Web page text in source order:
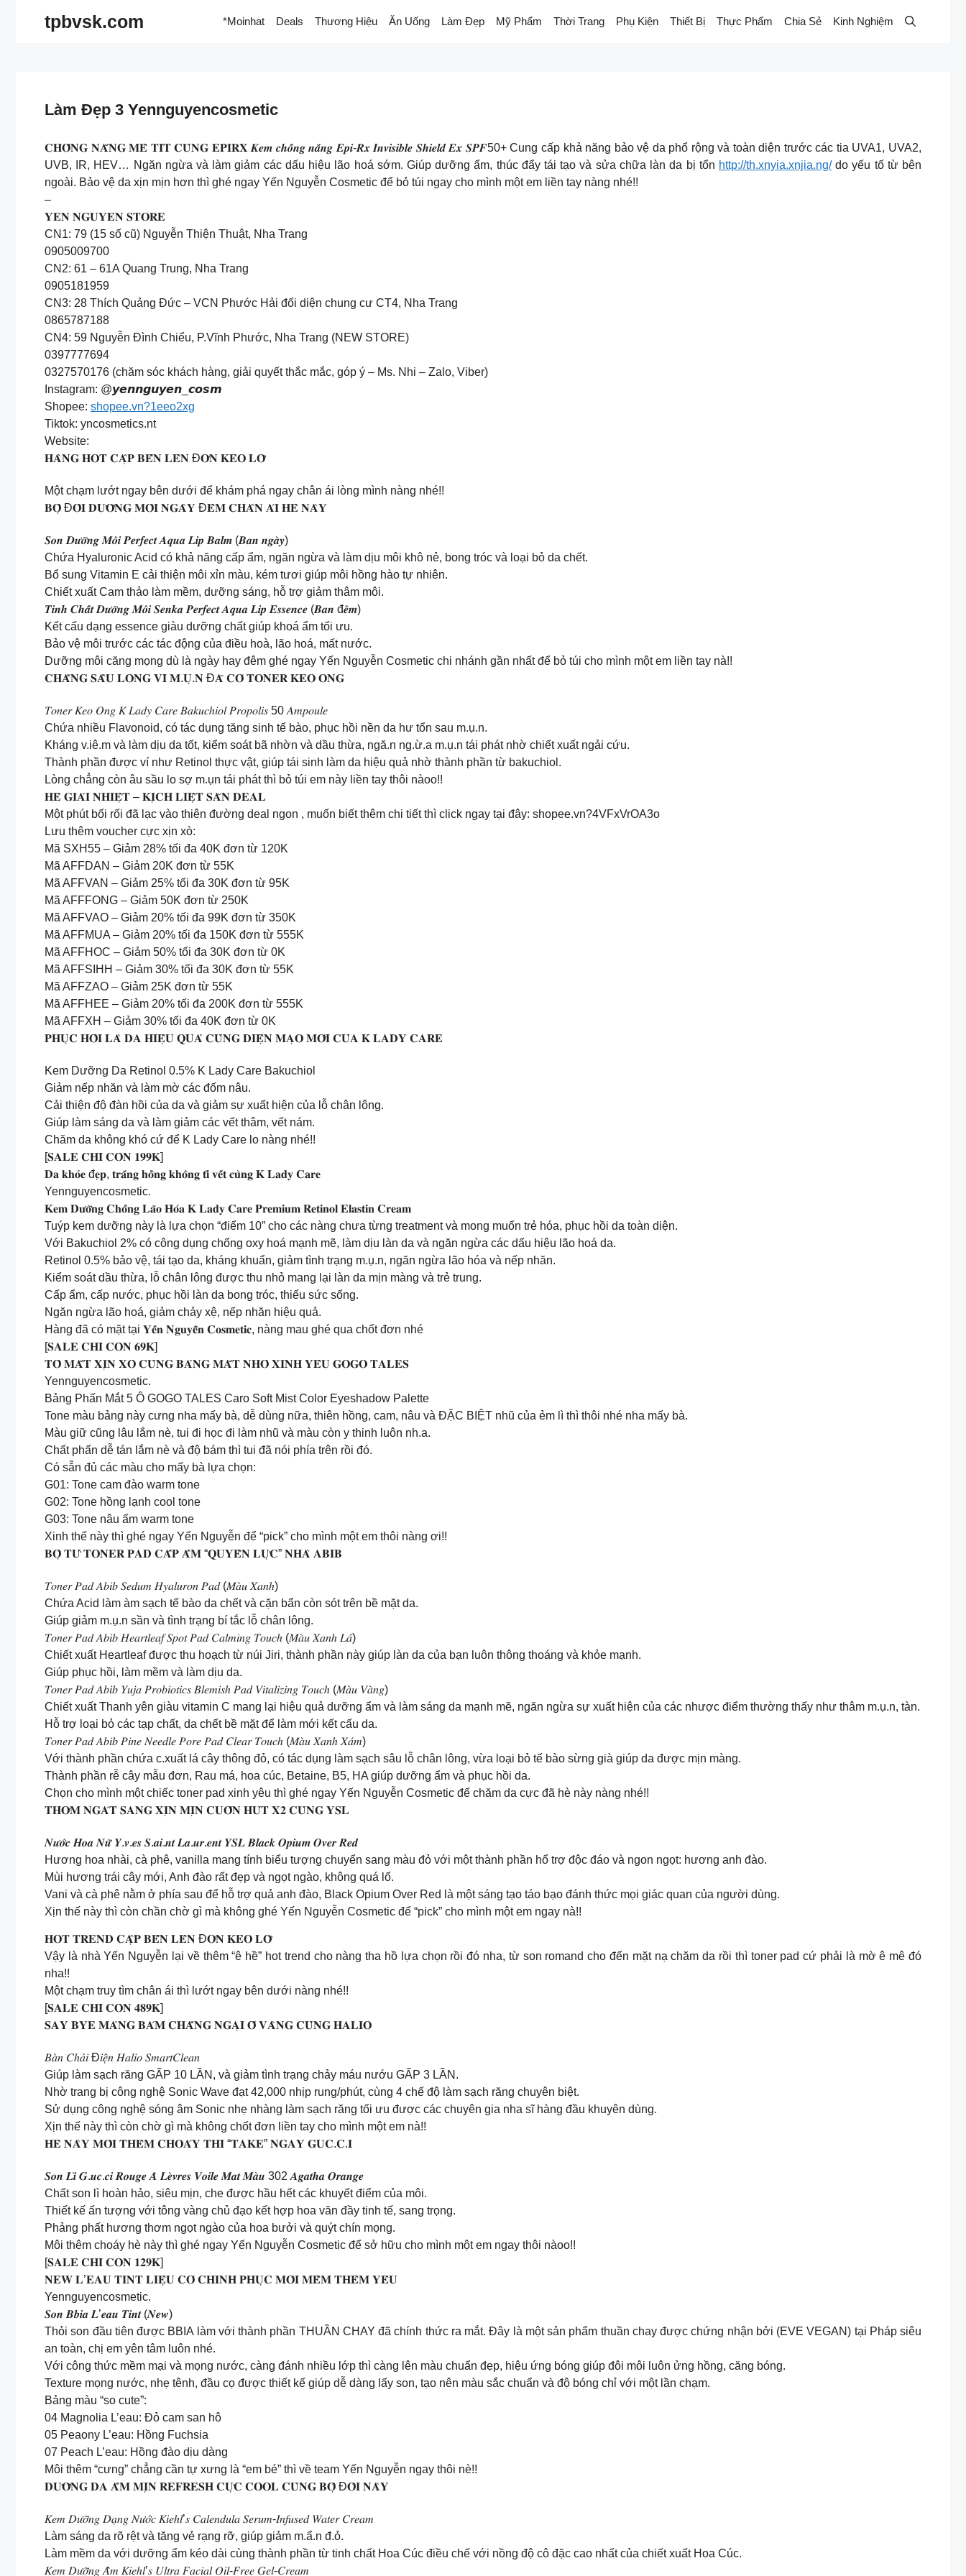
tpbvsk.com *Moinhat Deals Thương Hiệu Ăn Uống Làm Đẹp Mỹ Phẩm Thời Trang Phụ Kiện Thiết Bị Thực Phẩm Chia Sẻ Kinh Nghiệm
Làm Đẹp 3 Yennguyencosmetic
𝐂𝐇𝐎̂́𝐍𝐆 𝐍𝐀̆́𝐍𝐆 𝐌𝐄̂ 𝐓𝐈́𝐓 𝐂𝐔̀𝐍𝐆 𝐄𝐏𝐈𝐑𝐗 𝑲𝒆𝒎 𝒄𝒉𝒐̂́𝒏𝒈 𝒏𝒂̆́𝒏𝒈 𝑬𝒑𝒊-𝑹𝒙 𝑰𝒏𝒗𝒊𝒔𝒊𝒃𝒍𝒆 𝑺𝒉𝒊𝒆𝒍𝒅 𝑬𝒙 𝑺𝑷𝑭50+ Cung cấp khả năng bảo vệ da phổ rộng và toàn diện trước các tia UVA1, UVA2,
UVB, IR, HEV… Ngăn ngừa và làm giảm các dấu hiệu lão hoá sớm. Giúp dưỡng ẩm, thúc đẩy tái tạo và sửa chữa làn da bị tổn http://th.xnyia.xnjia.ng/do yếu tố từ bên
ngoài. Bảo vệ da xịn mịn hơn thì ghé ngay Yến Nguyễn Cosmetic để bỏ túi ngay cho mình một em liền tay nàng nhé!!
–
𝐘𝐄𝐍 𝐍𝐆𝐔𝐘𝐄𝐍 𝐒𝐓𝐎𝐑𝐄
CN1: 79 (15 số cũ) Nguyễn Thiện Thuật, Nha Trang
0905009700
CN2: 61 – 61A Quang Trung, Nha Trang
0905181959
CN3: 28 Thích Quảng Đức – VCN Phước Hải đối diện chung cư CT4, Nha Trang
0865787188
CN4: 59 Nguyễn Đình Chiểu, P.Vĩnh Phước, Nha Trang (NEW STORE)
0397777694
0327570176 (chăm sóc khách hàng, giải quyết thắc mắc, góp ý – Ms. Nhi – Zalo, Viber)
Instagram: @𝙮𝙚𝙣𝙣𝙜𝙪𝙮𝙚𝙣_𝙘𝙤𝙨𝙢
Shopee: shopee.vn?1eeo2xg
Tiktok: yncosmetics.nt
Website:
𝐇𝐀̀𝐍𝐆 𝐇𝐎𝐓 𝐂𝐀̣̂𝐏 𝐁𝐄̂́𝐍 𝐋𝐄̂𝐍 Đ𝐎̛𝐍 𝐊𝐄̉𝐎 𝐋𝐎̛̃
Một chạm lướt ngay bên dưới để khám phá ngay chân ái lòng mình nàng nhé!!
𝐁𝐎̣̂ Đ𝐎̂𝐈 𝐃𝐔̛𝐎̛̃𝐍𝐆 𝐌𝐎̂𝐈 𝐍𝐆𝐀̀𝐘 Đ𝐄̂𝐌 𝐂𝐇𝐀̂𝐍 𝐀́𝐈 𝐇𝐄̀ 𝐍𝐀̀𝐘
𝑺𝒐𝒏 𝑫𝒖̛𝒐̛̃𝒏𝒈 𝑴𝒐̂𝒊 𝑷𝒆𝒓𝒇𝒆𝒄𝒕 𝑨𝒒𝒖𝒂 𝑳𝒊𝒑 𝑩𝒂𝒍𝒎 (𝑩𝒂𝒏 𝒏𝒈𝒂̀𝒚)
Chứa Hyaluronic Acid có khả năng cấp ẩm, ngăn ngừa và làm dịu môi khô nẻ, bong tróc và loại bỏ da chết.
Bổ sung Vitamin E cải thiện môi xỉn màu, kém tươi giúp môi hồng hào tự nhiên.
Chiết xuất Cam thảo làm mềm, dưỡng sáng, hỗ trợ giảm thâm môi.
𝑻𝒊𝒏𝒉 𝑪𝒉𝒂̂́𝒕 𝑫𝒖̛𝒐̛̃𝒏𝒈 𝑴𝒐̂𝒊 𝑺𝒆𝒏𝒌𝒂 𝑷𝒆𝒓𝒇𝒆𝒄𝒕 𝑨𝒒𝒖𝒂 𝑳𝒊𝒑 𝑬𝒔𝒔𝒆𝒏𝒄𝒆 (𝑩𝒂𝒏 đ𝒆̂𝒎)
Kết cấu dạng essence giàu dưỡng chất giúp khoá ẩm tối ưu.
Bảo vệ môi trước các tác động của điều hoà, lão hoá, mất nước.
Dưỡng môi căng mọng dù là ngày hay đêm ghé ngay Yến Nguyễn Cosmetic chi nhánh gần nhất để bỏ túi cho mình một em liền tay nà!!
𝐂𝐇𝐀̆̉𝐍𝐆 𝐒𝐀̂̀𝐔 𝐋𝐎̀𝐍𝐆 𝐕𝐈̀ 𝐌.𝐔̣.𝐍 Đ𝐀̃ 𝐂𝐎́ 𝐓𝐎𝐍𝐄𝐑 𝐊𝐄𝐎 𝐎𝐍𝐆
𝑇𝑜𝑛𝑒𝑟 𝐾𝑒𝑜 𝑂𝑛𝑔 𝐾 𝐿𝑎𝑑𝑦 𝐶𝑎𝑟𝑒 𝐵𝑎𝑘𝑢𝑐ℎ𝑖𝑜𝑙 𝑃𝑟𝑜𝑝𝑜𝑙𝑖𝑠 50 𝐴𝑚𝑝𝑜𝑢𝑙𝑒
Chứa nhiều Flavonoid, có tác dụng tăng sinh tế bào, phục hồi nền da hư tổn sau m.ụ.n.
Kháng v.iê.m và làm dịu da tốt, kiểm soát bã nhờn và dầu thừa, ngă.n ng.ừ.a m.ụ.n tái phát nhờ chiết xuất ngải cứu.
Thành phần được ví như Retinol thực vật, giúp tái sinh làm da hiệu quả nhờ thành phần từ bakuchiol.
Lòng chẳng còn âu sầu lo sợ m.ụn tái phát thì bỏ túi em này liền tay thôi nàoo!!
𝐇𝐄̀ 𝐆𝐈𝐀̉𝐈 𝐍𝐇𝐈𝐄̣̂𝐓 – 𝐊𝐈̣𝐂𝐇 𝐋𝐈𝐄̣̂𝐓 𝐒𝐀̆𝐍 𝐃𝐄𝐀𝐋
Một phút bối rối đã lạc vào thiên đường deal ngon , muốn biết thêm chi tiết thì click ngay tại đây: shopee.vn?4VFxVrOA3o
Lưu thêm voucher cực xịn xò:
Mã SXH55 – Giảm 28% tối đa 40K đơn từ 120K
Mã AFFDAN – Giảm 20K đơn từ 55K
Mã AFFVAN – Giảm 25% tối đa 30K đơn từ 95K
Mã AFFFONG – Giảm 50K đơn từ 250K
Mã AFFVAO – Giảm 20% tối đa 99K đơn từ 350K
Mã AFFMUA – Giảm 20% tối đa 150K đơn từ 555K
Mã AFFHOC – Giảm 50% tối đa 30K đơn từ 0K
Mã AFFSIHH – Giảm 30% tối đa 30K đơn từ 55K
Mã AFFZAO – Giảm 25K đơn từ 55K
Mã AFFHEE – Giảm 20% tối đa 200K đơn từ 555K
Mã AFFXH – Giảm 30% tối đa 40K đơn từ 0K
𝐏𝐇𝐔̣𝐂 𝐇𝐎̂̀𝐈 𝐋𝐀̀ 𝐃𝐀 𝐇𝐈𝐄̣̂𝐔 𝐐𝐔𝐀̉ 𝐂𝐔̀𝐍𝐆 𝐃𝐈𝐄̣̂𝐍 𝐌𝐀̣𝐎 𝐌𝐎̛́𝐈 𝐂𝐔̉𝐀 𝐊 𝐋𝐀𝐃𝐘 𝐂𝐀𝐑𝐄
Kem Dưỡng Da Retinol 0.5% K Lady Care Bakuchiol
Giảm nếp nhăn và làm mờ các đốm nâu.
Cải thiện độ đàn hồi của da và giảm sự xuất hiện của lỗ chân lông.
Giúp làm sáng da và làm giảm các vết thâm, vết nám.
Chăm da không khó cứ để K Lady Care lo nàng nhé!!
[𝐒𝐀𝐋𝐄 𝐂𝐇𝐈̉ 𝐂𝐎̀𝐍 𝟏𝟗𝟗𝐊]
𝐃𝐚 𝐤𝐡𝐨̉𝐞 đ𝐞̣𝐩, 𝐭𝐫𝐚̆́𝐧𝐠 𝐡𝐨̂̀𝐧𝐠 𝐤𝐡𝐨̂𝐧𝐠 𝐭𝐢̀ 𝐯𝐞̂́𝐭 𝐜𝐮̀𝐧𝐠 𝐊 𝐋𝐚𝐝𝐲 𝐂𝐚𝐫𝐞
Yennguyencosmetic.
𝐊𝐞𝐦 𝐃𝐮̛𝐨̛̃𝐧𝐠 𝐂𝐡𝐨̂́𝐧𝐠 𝐋𝐚̃𝐨 𝐇𝐨́𝐚 𝐊 𝐋𝐚𝐝𝐲 𝐂𝐚𝐫𝐞 𝐏𝐫𝐞𝐦𝐢𝐮𝐦 𝐑𝐞𝐭𝐢𝐧𝐨𝐥 𝐄𝐥𝐚𝐬𝐭𝐢𝐧 𝐂𝐫𝐞𝐚𝐦
Tuýp kem dưỡng này là lựa chọn “điểm 10” cho các nàng chưa từng treatment và mong muốn trẻ hóa, phục hồi da toàn diện.
Với Bakuchiol 2% có công dụng chống oxy hoá mạnh mẽ, làm dịu làn da và ngăn ngừa các dấu hiệu lão hoá da.
Retinol 0.5% bảo vệ, tái tạo da, kháng khuẩn, giảm tình trạng m.ụ.n, ngăn ngừa lão hóa và nếp nhăn.
Kiểm soát dầu thừa, lỗ chân lông được thu nhỏ mang lại làn da mịn màng và trẻ trung.
Cấp ẩm, cấp nước, phục hồi làn da bong tróc, thiếu sức sống.
Ngăn ngừa lão hoá, giảm chảy xệ, nếp nhăn hiệu quả.
Hàng đã có mặt tại 𝐘𝐞̂́𝐧 𝐍𝐠𝐮𝐲𝐞̂̃𝐧 𝐂𝐨𝐬𝐦𝐞𝐭𝐢𝐜, nàng mau ghé qua chốt đơn nhé
[𝐒𝐀𝐋𝐄 𝐂𝐇𝐈̉ 𝐂𝐎̀𝐍 𝟔𝟗𝐊]
𝐓𝐎̂ 𝐌𝐀̆́𝐓 𝐗𝐈̣𝐍 𝐗𝐎̀ 𝐂𝐔̀𝐍𝐆 𝐁𝐀̉𝐍𝐆 𝐌𝐀̆́𝐓 𝐍𝐇𝐎̉ 𝐗𝐈𝐍𝐇 𝐘𝐄̂𝐔 𝐆𝐎𝐆𝐎 𝐓𝐀𝐋𝐄𝐒
Yennguyencosmetic.
Bảng Phấn Mắt 5 Ô GOGO TALES Caro Soft Mist Color Eyeshadow Palette
Tone màu bảng này cưng nha mấy bà, dễ dùng nữa, thiên hồng, cam, nâu và ĐẶC BIỆT nhũ của ẻm lì thì thôi nhé nha mấy bà.
Màu giữ cũng lâu lắm nè, tui đi học đi làm nhũ và màu còn y thinh luôn nh.a.
Chất phấn dễ tán lắm nè và độ bám thì tui đã nói phía trên rồi đó.
Có sẵn đủ các màu cho mấy bà lựa chọn:
G01: Tone cam đào warm tone
G02: Tone hồng lạnh cool tone
G03: Tone nâu ấm warm tone
Xinh thế này thì ghé ngay Yến Nguyễn để “pick” cho mình một em thôi nàng ơi!!
𝐁𝐎̣̂ 𝐓𝐔̛́ 𝐓𝐎𝐍𝐄𝐑 𝐏𝐀𝐃 𝐂𝐀̂́𝐏 𝐀̂̉𝐌 “𝐐𝐔𝐘𝐄̂̀𝐍 𝐋𝐔̛̣𝐂” 𝐍𝐇𝐀̀ 𝐀𝐁𝐈𝐁
𝑇𝑜𝑛𝑒𝑟 𝑃𝑎𝑑 𝐴𝑏𝑖𝑏 𝑆𝑒𝑑𝑢𝑚 𝐻𝑦𝑎𝑙𝑢𝑟𝑜𝑛 𝑃𝑎𝑑 (𝑀𝑎̀𝑢 𝑋𝑎𝑛ℎ)
Chứa Acid làm àm sạch tế bào da chết và cặn bẩn còn sót trên bề mặt da.
Giúp giảm m.ụ.n sần và tình trạng bí tắc lỗ chân lông.
𝑇𝑜𝑛𝑒𝑟 𝑃𝑎𝑑 𝐴𝑏𝑖𝑏 𝐻𝑒𝑎𝑟𝑡𝑙𝑒𝑎𝑓 𝑆𝑝𝑜𝑡 𝑃𝑎𝑑 𝐶𝑎𝑙𝑚𝑖𝑛𝑔 𝑇𝑜𝑢𝑐ℎ (𝑀𝑎̀𝑢 𝑋𝑎𝑛ℎ 𝐿𝑎́)
Chiết xuất Heartleaf được thu hoạch từ núi Jiri, thành phần này giúp làn da của bạn luôn thông thoáng và khỏe mạnh.
Giúp phục hồi, làm mềm và làm dịu da.
𝑇𝑜𝑛𝑒𝑟 𝑃𝑎𝑑 𝐴𝑏𝑖𝑏 𝑌𝑢𝑗𝑎 𝑃𝑟𝑜𝑏𝑖𝑜𝑡𝑖𝑐𝑠 𝐵𝑙𝑒𝑚𝑖𝑠ℎ 𝑃𝑎𝑑 𝑉𝑖𝑡𝑎𝑙𝑖𝑧𝑖𝑛𝑔 𝑇𝑜𝑢𝑐ℎ (𝑀𝑎̀𝑢 𝑉𝑎̀𝑛𝑔)
Chiết xuất Thanh yên giàu vitamin C mang lại hiệu quả dưỡng ẩm và làm sáng da mạnh mẽ, ngăn ngừa sự xuất hiện của các nhược điểm thường thấy như thâm m.ụ.n, tàn.
Hỗ trợ loại bỏ các tạp chất, da chết bề mặt để làm mới kết cấu da.
𝑇𝑜𝑛𝑒𝑟 𝑃𝑎𝑑 𝐴𝑏𝑖𝑏 𝑃𝑖𝑛𝑒 𝑁𝑒𝑒𝑑𝑙𝑒 𝑃𝑜𝑟𝑒 𝑃𝑎𝑑 𝐶𝑙𝑒𝑎𝑟 𝑇𝑜𝑢𝑐ℎ (𝑀𝑎̀𝑢 𝑋𝑎𝑛ℎ 𝑋𝑎́𝑚)
Với thành phần chứa c.xuất lá cây thông đỏ, có tác dụng làm sạch sâu lỗ chân lông, vừa loại bỏ tế bào sừng già giúp da được mịn màng.
Thành phần rễ cây mẫu đơn, Rau má, hoa cúc, Betaine, B5, HA giúp dưỡng ẩm và phục hồi da.
Chọn cho mình một chiếc toner pad xinh yêu thì ghé ngay Yến Nguyễn Cosmetic để chăm da cực đã hè này nàng nhé!!
𝐓𝐇𝐎̛𝐌 𝐍𝐆𝐀́𝐓 𝐒𝐀𝐍𝐆 𝐗𝐈̣𝐍 𝐌𝐈̣𝐍 𝐂𝐔𝐎̂́𝐍 𝐇𝐔́𝐓 𝐗𝟐 𝐂𝐔̀𝐍𝐆 𝐘𝐒𝐋
𝑵𝒖̛𝒐̛́𝒄 𝑯𝒐𝒂 𝑵𝒖̛̃ 𝒀.𝒗.𝒆𝒔 𝑺.𝒂𝒊.𝒏𝒕 𝑳𝒂.𝒖𝒓.𝒆𝒏𝒕 𝒀𝑺𝑳 𝑩𝒍𝒂𝒄𝒌 𝑶𝒑𝒊𝒖𝒎 𝑶𝒗𝒆𝒓 𝑹𝒆𝒅
Hương hoa nhài, cà phê, vanilla mang tính biểu tượng chuyển sang màu đỏ với một thành phần hổ trợ độc đáo và ngon ngọt: hương anh đào.
Mùi hương trái cây mới, Anh đào rất đẹp và ngọt ngào, không quá lố.
Vani và cà phê nằm ở phía sau để hỗ trợ quả anh đào, Black Opium Over Red là một sáng tạo táo bạo đánh thức mọi giác quan của người dùng.
Xịn thế này thì còn chần chờ gì mà không ghé Yến Nguyễn Cosmetic để “pick” cho mình một em ngay nà!!
𝐇𝐎𝐓 𝐓𝐑𝐄𝐍𝐃 𝐂𝐀̣̂𝐏 𝐁𝐄̂́𝐍 𝐋𝐄̂𝐍 Đ𝐎̛𝐍 𝐊𝐄̉𝐎 𝐋𝐎̛̃
Vậy là nhà Yến Nguyễn lại về thêm “ê hề” hot trend cho nàng tha hồ lựa chọn rồi đó nha, từ son romand cho đến mặt nạ chăm da rồi thì toner pad cứ phải là mờ ê mê đó
nha!!
Một chạm truy tìm chân ái thì lướt ngay bên dưới nàng nhé!!
[𝐒𝐀𝐋𝐄 𝐂𝐇𝐈̉ 𝐂𝐎̀𝐍 𝟒𝟖𝟗𝐊]
𝐒𝐀𝐘 𝐁𝐘𝐄 𝐌𝐀̉𝐍𝐆 𝐁𝐀́𝐌 𝐂𝐇𝐀̆̉𝐍𝐆 𝐍𝐆𝐀̣𝐈 𝐎̂́ 𝐕𝐀̀𝐍𝐆 𝐂𝐔̀𝐍𝐆 𝐇𝐀𝐋𝐈𝐎
𝐵𝑎̀𝑛 𝐶ℎ𝑎̉𝑖 Đ𝑖𝑒̣̂𝑛 𝐻𝑎𝑙𝑖𝑜 𝑆𝑚𝑎𝑟𝑡𝐶𝑙𝑒𝑎𝑛
Giúp làm sạch răng GẤP 10 LẦN, và giảm tình trạng chảy máu nướu GẤP 3 LẦN.
Nhờ trang bị công nghệ Sonic Wave đạt 42,000 nhịp rung/phút, cùng 4 chế độ làm sạch răng chuyên biệt.
Sử dụng công nghệ sóng âm Sonic nhẹ nhàng làm sạch răng tối ưu được các chuyên gia nha sĩ hàng đầu khuyên dùng.
Xịn thế này thì còn chờ gì mà không chốt đơn liền tay cho mình một em nà!!
𝐇𝐄̀ 𝐍𝐀̀𝐘 𝐌𝐎̂𝐈 𝐓𝐇𝐄̂𝐌 𝐂𝐇𝐎𝐀́𝐘 𝐓𝐇𝐈̀ “𝐓𝐀𝐊𝐄” 𝐍𝐆𝐀𝐘 𝐆𝐔𝐂.𝐂.𝐈
𝑺𝒐𝒏 𝑳𝒊̀ 𝑮.𝒖𝒄.𝒄𝒊 𝑹𝒐𝒖𝒈𝒆 𝑨̀ 𝑳𝒆̀𝒗𝒓𝒆𝒔 𝑽𝒐𝒊𝒍𝒆 𝑴𝒂𝒕 𝑴𝒂̀𝒖 302 𝑨𝒈𝒂𝒕𝒉𝒂 𝑶𝒓𝒂𝒏𝒈𝒆
Chất son lì hoàn hảo, siêu mịn, che được hầu hết các khuyết điểm của môi.
Thiết kế ấn tượng với tông vàng chủ đạo kết hợp hoa văn đầy tinh tế, sang trọng.
Phảng phất hương thơm ngọt ngào của hoa bưởi và quýt chín mọng.
Môi thêm choáy hè này thì ghé ngay Yến Nguyễn Cosmetic để sở hữu cho mình một em ngay thôi nàoo!!
[𝐒𝐀𝐋𝐄 𝐂𝐇𝐈̉ 𝐂𝐎̀𝐍 𝟏𝟐𝟗𝐊]
𝐍𝐄𝐖 𝐋’𝐄𝐀𝐔 𝐓𝐈𝐍𝐓 𝐋𝐈𝐄̣̂𝐔 𝐂𝐎́ 𝐂𝐇𝐈𝐍𝐇 𝐏𝐇𝐔̣𝐂 𝐌𝐎̂𝐈 𝐌𝐄̂̀𝐌 𝐓𝐇𝐄̂𝐌 𝐘𝐄̂𝐔
Yennguyencosmetic.
𝑺𝒐𝒏 𝑩𝒃𝒊𝒂 𝑳’𝒆𝒂𝒖 𝑻𝒊𝒏𝒕 (𝑵𝒆𝒘)
Thỏi son đầu tiên được BBIA làm với thành phần THUẦN CHAY đã chính thức ra mắt. Đây là một sản phẩm thuần chay được chứng nhận bởi (EVE VEGAN) tại Pháp siêu
an toàn, chị em yên tâm luôn nhé.
Với công thức mềm mại và mọng nước, càng đánh nhiều lớp thì càng lên màu chuẩn đẹp, hiệu ứng bóng giúp đôi môi luôn ửng hồng, căng bóng.
Texture mọng nước, nhẹ tênh, đầu cọ được thiết kế giúp dễ dàng lấy son, tạo nên màu sắc chuẩn và độ bóng chỉ với một lần chạm.
Bảng màu “so cute”:
04 Magnolia L’eau: Đỏ cam san hô
05 Peaony L’eau: Hồng Fuchsia
07 Peach L’eau: Hồng đào dịu dàng
Môi thêm “cưng” chẳng cần tự xưng là “em bé” thì về team Yến Nguyễn ngay thôi nè!!
𝐃𝐔̛𝐎̛̃𝐍𝐆 𝐃𝐀 𝐀̂̉𝐌 𝐌𝐈̣𝐍 𝐑𝐄𝐅𝐑𝐄𝐒𝐇 𝐂𝐔̛̣𝐂 𝐂𝐎𝐎𝐋 𝐂𝐔̀𝐍𝐆 𝐁𝐎̣̂ Đ𝐎̂𝐈 𝐍𝐀̀𝐘
𝐾𝑒𝑚 𝐷𝑢̛𝑜̛̃𝑛𝑔 𝐷𝑎̣𝑛𝑔 𝑁𝑢̛𝑜̛́𝑐 𝐾𝑖𝑒ℎ𝑙’𝑠 𝐶𝑎𝑙𝑒𝑛𝑑𝑢𝑙𝑎 𝑆𝑒𝑟𝑢𝑚-𝐼𝑛𝑓𝑢𝑠𝑒𝑑 𝑊𝑎𝑡𝑒𝑟 𝐶𝑟𝑒𝑎𝑚
Làm sáng da rõ rệt và tăng vẻ rạng rỡ, giúp giảm m.ẩ.n đ.ỏ.
Làm mềm da với dưỡng ẩm kéo dài cùng thành phần từ tinh chất Hoa Cúc điều chế với nồng độ cô đặc cao nhất của chiết xuất Hoa Cúc.
𝐾𝑒𝑚 𝐷𝑢̛𝑜̛̃𝑛𝑔 𝐴̂̉𝑚 𝐾𝑖𝑒ℎ𝑙’𝑠 𝑈𝑙𝑡𝑟𝑎 𝐹𝑎𝑐𝑖𝑎𝑙 𝑂𝑖𝑙-𝐹𝑟𝑒𝑒 𝐺𝑒𝑙-𝐶𝑟𝑒𝑎𝑚